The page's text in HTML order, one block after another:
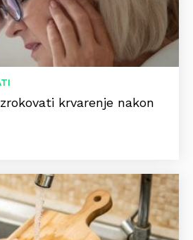
krvarenje nakon